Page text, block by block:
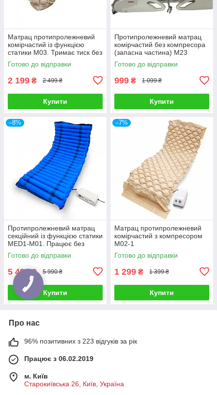
Матрац протипролежневий
комірчастий із функцією
статики М03. Тримає тиск без
світла
Готово до відправки
2 199 ₴ 2 499 ₴
Купити
Протипролежневий матрац
комірчастий без компресора
(запасна частина) M23
Готово до відправки
999 ₴ 1 099 ₴
Купити
–8%
Протипролежневий матрац
секційний із функцією статики
MED1-M01. Працює без
світла
Готово до відправки
5 490₴ 5 990 ₴
Купити
–7%
Матрац протипролежневий
комірчастий з компресором
М02-1
Готово до відправки
1 299 ₴ 1 399 ₴
Купити
Про нас
96% позитивних з 223 відгуків за рік
Працює з 06.02.2019
м. Київ
Старокиївська 26, Київ, Україна